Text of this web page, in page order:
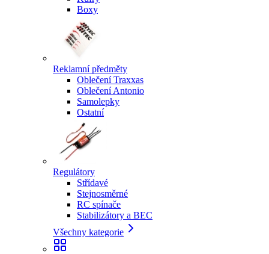
Boxy
Reklamní předměty
Oblečení Traxxas
Oblečení Antonio
Samolepky
Ostatní
Regulátory
Střídavé
Stejnosměrné
RC spínače
Stabilizátory a BEC
Všechny kategorie